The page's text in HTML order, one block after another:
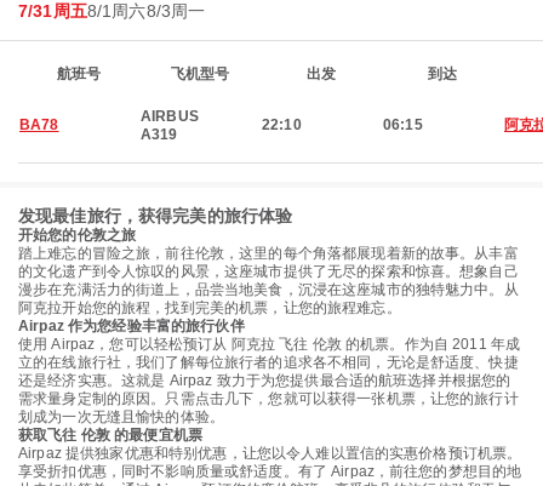
7/31周五8/1周六8/3周一
航班号 飞机型号 出发 到达
BA78
AIRBUS
A319
22:10 06:15 阿克
发现最佳旅行，获得完美的旅行体验
开始您的伦敦之旅
踏上难忘的冒险之旅，前往伦敦，这里的每个角落都展现着新的故事。从丰富
的文化遗产到令人惊叹的风景，这座城市提供了无尽的探索和惊喜。想象自己
漫步在充满活力的街道上，品尝当地美食，沉浸在这座城市的独特魅力中。从
阿克拉开始您的旅程，找到完美的机票，让您的旅程难忘。
Airpaz 作为您经验丰富的旅行伙伴
使用 Airpaz，您可以轻松预订从 阿克拉 飞往 伦敦 的机票。作为自 2011 年成
立的在线旅行社，我们了解每位旅行者的追求各不相同，无论是舒适度、快捷
还是经济实惠。这就是 Airpaz 致力于为您提供最合适的航班选择并根据您的
需求量身定制的原因。只需点击几下，您就可以获得一张机票，让您的旅行计
划成为一次无缝且愉快的体验。
获取飞往 伦敦 的最便宜机票
Airpaz 提供独家优惠和特别优惠，让您以令人难以置信的实惠价格预订机票。
享受折扣优惠，同时不影响质量或舒适度。有了 Airpaz，前往您的梦想目的地